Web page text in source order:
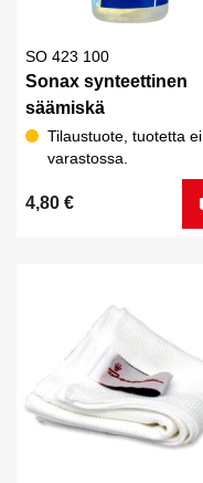
SO 423 100
Sonax synteettinen
säämiskä
Tilaustuote, tuotetta ei
varastossa.
4,80 €